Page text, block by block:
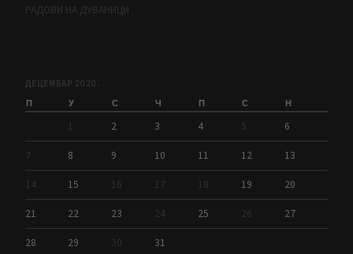
РАДОВИ НА ДУВАНИЦИ
ДЕЦЕМБАР 2020.
П У С Ч П С Н
1 2 3 4 5 6
7 8 9 10 11 12 13
14 15 16 17 18 19 20
21 22 23 24 25 26 27
28 29 30
31